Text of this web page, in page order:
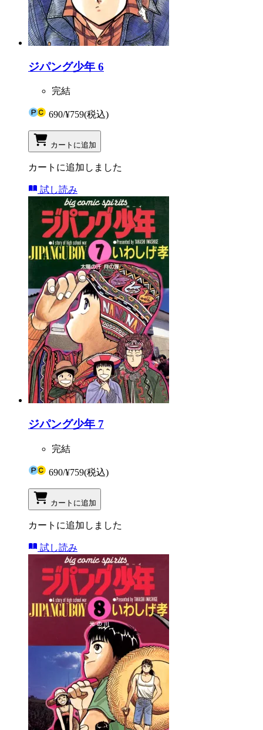
ジパング少年 6
完結
690/¥759(税込)
カートに追加
カートに追加しました
試し読み
ジパング少年 7
完結
690/¥759(税込)
カートに追加
カートに追加しました
試し読み